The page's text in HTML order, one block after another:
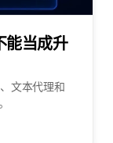
能当成升
文本代理和